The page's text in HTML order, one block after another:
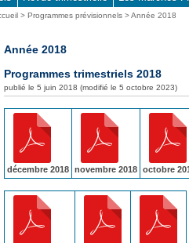
>Programmes prévisionnels > Année 2018
Année 2018
Programmes trimestriels 2018
publié le 5 juin 2018 (modifié le 5 octobre 2023)
décembre 2018 novembre 2018 octobre